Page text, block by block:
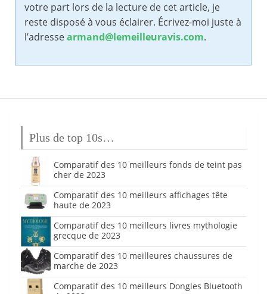
votre part lors de la lecture de cet article, je
reste disposé à vous éclairer. Écrivez-moi juste à
l’adressearmand@lemeilleuravis.com.
Plus de top 10s…
Comparatif des 10 meilleurs fonds de teint pas
cher de 2023
Comparatif des 10 meilleurs affichages tête
haute de 2023
Comparatif des 10 meilleurs livres mythologie
grecque de 2023
Comparatif des 10 meilleures chaussures de
marche de 2023
Comparatif des 10 meilleurs Dongles Bluetooth